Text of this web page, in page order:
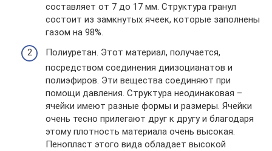
составляет от 7 до 17 мм. Структура гранул
состоит из замкнутых ячеек, которые заполнены
газом на 98%.
Полиуретан. Этот материал, получается,
посредством соединения диизоцианатов и
полиэфиров. Эти вещества соединяют при
помощи давления. Структура неодинаковая –
ячейки имеют разные формы и размеры. Ячейки
очень тесно прилегают друг к другу и благодаря
этому плотность материала очень высокая.
Пенопласт этого вида обладает высокой